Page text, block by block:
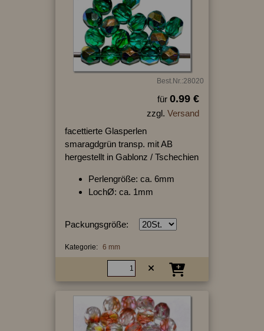
Best.Nr.:28020
für 0.99 €
zzgl. Versand
facettierte Glasperlen
smaragdgrün transp. mit AB
hergestellt in Gablonz / Tschechien
Perlengröße: ca. 6mm
LochØ: ca. 1mm
Packungsgröße:
Kategorie: 6 mm